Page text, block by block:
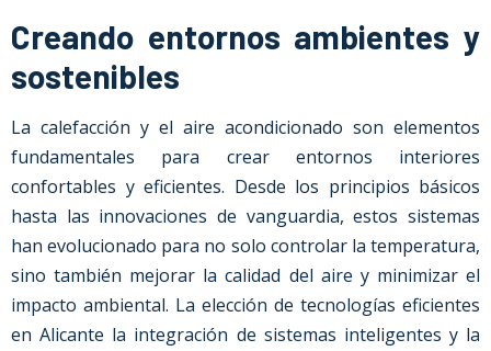
Creando entornos ambientes y
sostenibles
La calefacción y el aire acondicionado son elementos
fundamentales para crear entornos interiores
confortables y eficientes. Desde los principios básicos
hasta las innovaciones de vanguardia, estos sistemas
han evolucionado para no solo controlar la temperatura,
sino también mejorar la calidad del aire y minimizar el
impacto ambiental. La elección de tecnologías eficientes
en Alicante la integración de sistemas inteligentes y la